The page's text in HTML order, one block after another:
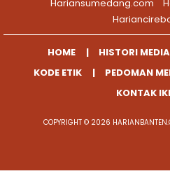
Hariansumedang.com
HOME HISTORI MEDIA
KODE ETIK
PEDOMAN
KONTAK
COPYRIGHT © 2026